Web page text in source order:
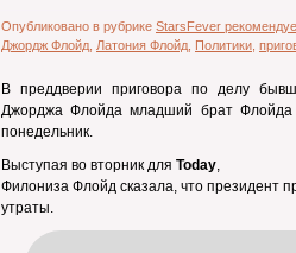
Опубликовано в рубрике StarsFever
Джордж Флойд Латония Флойд Политики
В преддверии приговора по делу
Джорджа Флойда младший брат Флойда
понедельник.
Выступая во вторник для Today,
Филониза Флойд сказала, что президент
утраты.